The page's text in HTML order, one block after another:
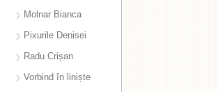
Molnar Bianca
Pixurile Denisei
Radu Crișan
Vorbind în liniște